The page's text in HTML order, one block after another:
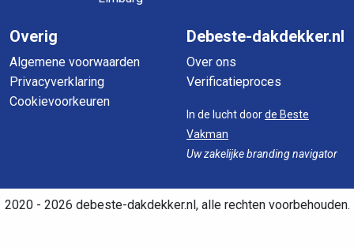
Overig
Algemene voorwaarden
Privacyverklaring
Cookievoorkeuren
Debeste-dakdekker.nl
Over ons
Verificatieproces
In de lucht doorde Beste
Vakman
Uw zakelijke branding navigator
2020 - 2026 debeste-dakdekker.nl, alle rechten voorbehouden.